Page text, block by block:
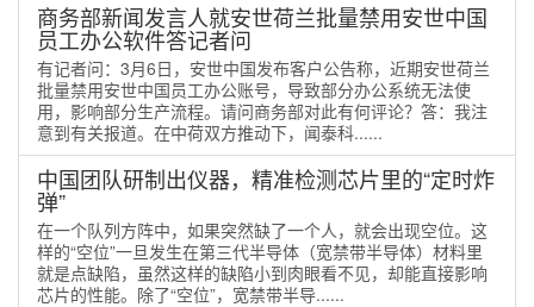
商务部新闻发言人就安世荷兰批量禁用安世中国
员工办公软件答记者问
有记者问：3月6日，安世中国发布客户公告称，近期安世荷兰
批量禁用安世中国员工办公账号，导致部分办公系统无法使
用，影响部分生产流程。请问商务部对此有何评论？答：我注
意到有关报道。在中荷双方推动下，闻泰科......
中国团队研制出仪器，精准检测芯片里的“定时炸
弹”
在一个队列方阵中，如果突然缺了一个人，就会出现空位。这
样的“空位”一旦发生在第三代半导体（宽禁带半导体）材料里
就是点缺陷，虽然这样的缺陷小到肉眼看不见，却能直接影响
芯片的性能。除了“空位”，宽禁带半导......